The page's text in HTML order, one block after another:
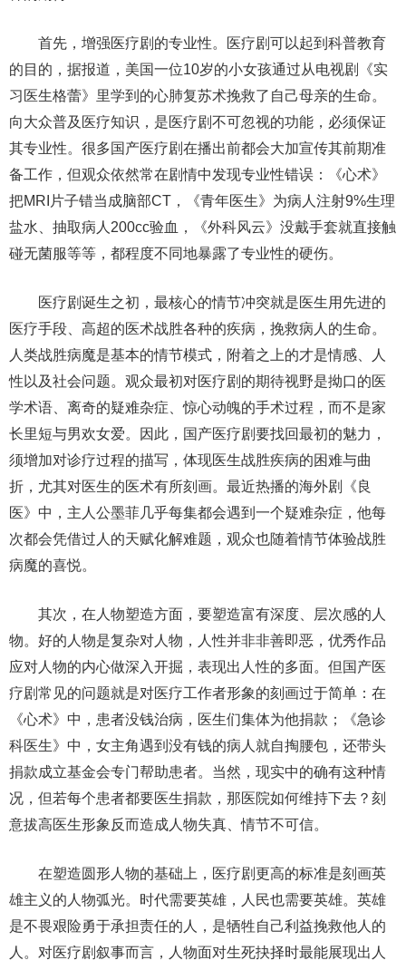
首先，增强医疗剧的专业性。医疗剧可以起到科普教育
的目的，据报道，美国一位10岁的小女孩通过从电视剧《实
习医生格蕾》里学到的心肺复苏术挽救了自己母亲的生命。
向大众普及医疗知识，是医疗剧不可忽视的功能，必须保证
其专业性。很多国产医疗剧在播出前都会大加宣传其前期准
备工作，但观众依然常在剧情中发现专业性错误：《心术》
把MRI片子错当成脑部CT，《青年医生》为病人注射9%生理
盐水、抽取病人200cc验血，《外科风云》没戴手套就直接触
碰无菌服等等，都程度不同地暴露了专业性的硬伤。
医疗剧诞生之初，最核心的情节冲突就是医生用先进的
医疗手段、高超的医术战胜各种的疾病，挽救病人的生命。
人类战胜病魔是基本的情节模式，附着之上的才是情感、人
性以及社会问题。观众最初对医疗剧的期待视野是拗口的医
学术语、离奇的疑难杂症、惊心动魄的手术过程，而不是家
长里短与男欢女爱。因此，国产医疗剧要找回最初的魅力，
须增加对诊疗过程的描写，体现医生战胜疾病的困难与曲
折，尤其对医生的医术有所刻画。最近热播的海外剧《良
医》中，主人公墨菲几乎每集都会遇到一个疑难杂症，他每
次都会凭借过人的天赋化解难题，观众也随着情节体验战胜
病魔的喜悦。
其次，在人物塑造方面，要塑造富有深度、层次感的人
物。好的人物是复杂对人物，人性并非非善即恶，优秀作品
应对人物的内心做深入开掘，表现出人性的多面。但国产医
疗剧常见的问题就是对医疗工作者形象的刻画过于简单：在
《心术》中，患者没钱治病，医生们集体为他捐款；《急诊
科医生》中，女主角遇到没有钱的病人就自掏腰包，还带头
捐款成立基金会专门帮助患者。当然，现实中的确有这种情
况，但若每个患者都要医生捐款，那医院如何维持下去？刻
意拔高医生形象反而造成人物失真、情节不可信。
在塑造圆形人物的基础上，医疗剧更高的标准是刻画英
雄主义的人物弧光。时代需要英雄，人民也需要英雄。英雄
是不畏艰险勇于承担责任的人，是牺牲自己利益挽救他人的
人。对医疗剧叙事而言，人物面对生死抉择时最能展现出人